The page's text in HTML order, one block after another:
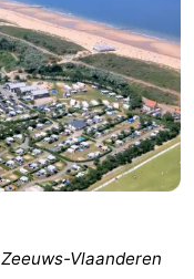
Zeeuws-Vlaanderen